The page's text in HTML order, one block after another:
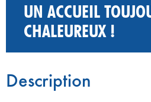
UN ACCUEIL
CHALEUREUX !
Description